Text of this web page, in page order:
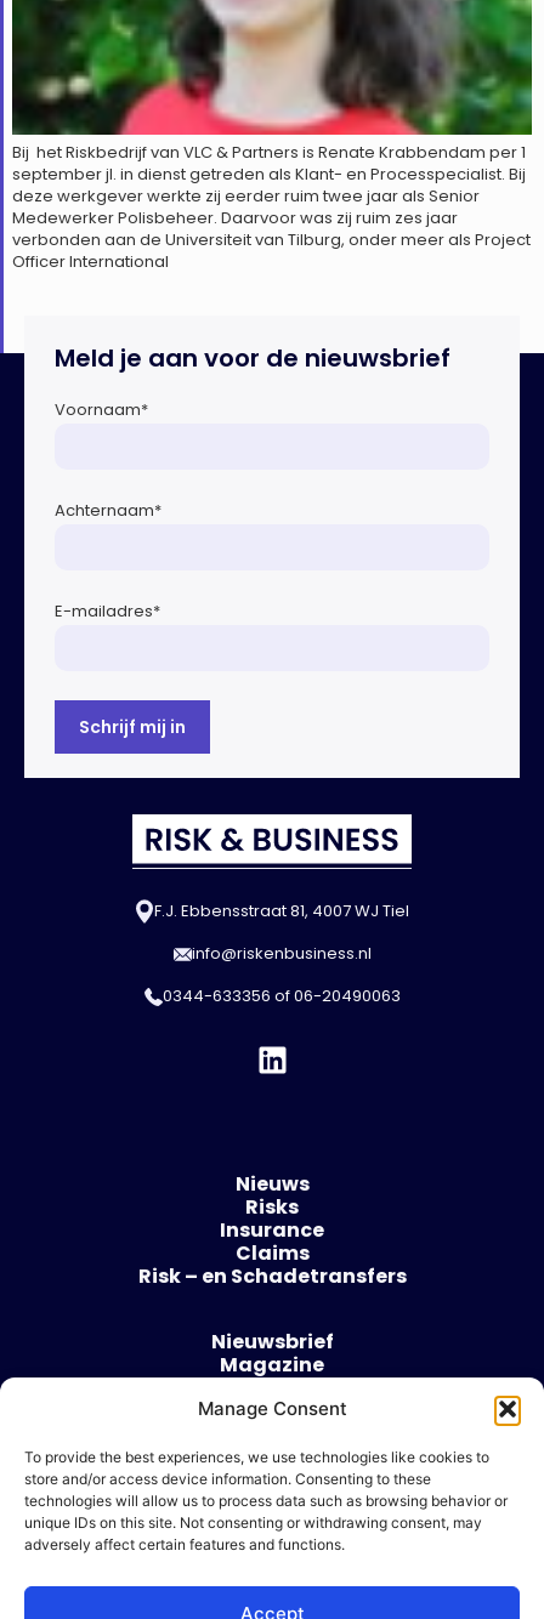
Manage Consent
To provide the best experiences, we use technologies like cookies to
store and/or access device information. Consenting to these
technologies will allow us to process data such as browsing behavior or
unique IDs on this site. Not consenting or withdrawing consent, may
adversely affect certain features and functions.
Accept
Bij het Riskbedrijf van VLC & Partners is Renate Krabbendam per 1
september jl. in dienst getreden als Klant- en Processpecialist. Bij
deze werkgever werkte zij eerder ruim twee jaar als Senior
Medewerker Polisbeheer. Daarvoor was zij ruim zes jaar
verbonden aan de Universiteit van Tilburg, onder meer als Project
Officer International
Meld je aan voor de nieuwsbrief
Voornaam*
Achternaam*
E-mailadres*
F.J. Ebbensstraat 81, 4007 WJ Tiel
info@riskenbusiness.nl
0344-633356 of06-20490063
Nieuws
Risks
Insurance
Claims
Risk – en Schadetransfers
Nieuwsbrief
Magazine
Over
Algemene voorwaarden
Cookie beleid